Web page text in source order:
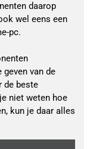
daarop
wel eens een
pc.
geven van de
de beste
niet weten hoe
kun je daar alles